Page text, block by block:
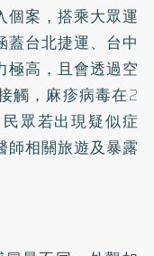
個案，搭乘大眾運
蓋台北捷運、台中
極高，且會透過空
觸，麻疹病毒在2
眾若出現疑似症
師相關旅遊及暴露